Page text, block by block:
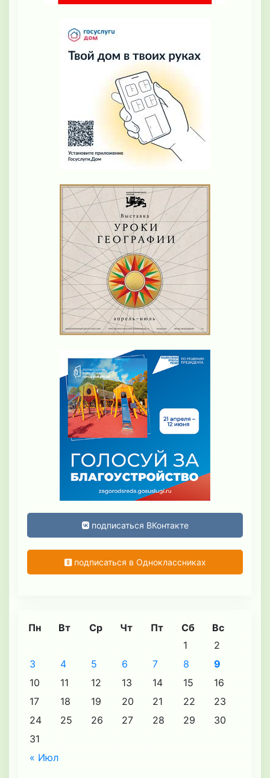
подписаться ВКонтакте
подписаться в Одноклассниках
Пн Вт Ср Чт Пт Сб Вс
« Июл
1
2
3
4 5 6 7 8
9
10
11 12 13 14 15
16
17
18 19 20 21 22
23
24
25 26 27 28 29
30
31